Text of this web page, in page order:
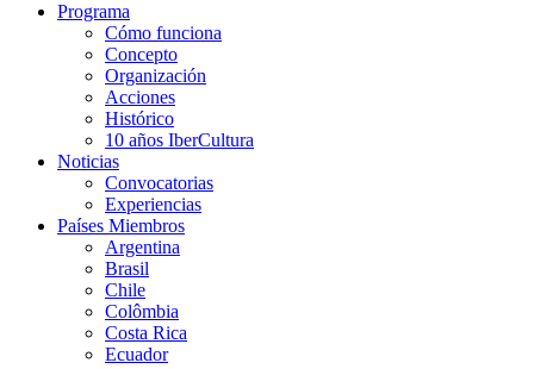
Programa
Cómo funciona
Concepto
Organización
Acciones
Histórico
10 años IberCultura
Noticias
Convocatorias
Experiencias
Países Miembros
Argentina
Brasil
Chile
Colômbia
Costa Rica
Ecuador